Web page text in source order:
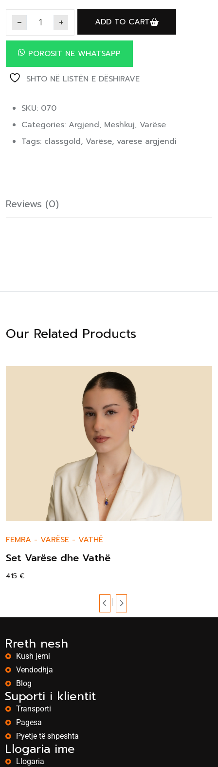
ADD TO CART
POROSIT NE WHATSAPP
SHTO NË LISTËN E DËSHIRAVE
SKU: 070
Categories: Argjend, Meshkuj, Varëse
Tags: classgold, Varëse, varese argjendi
Reviews (0)
Our Related Products
FEMRA - VARËSE - VATHË
Set Varëse dhe Vathë
415 €
Rreth nesh
Kush jemi
Vendodhja
Blog
Suporti i klientit
Transporti
Pagesa
Pyetje të shpeshta
Llogaria ime
Llogaria